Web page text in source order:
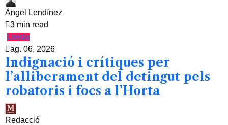
Àngel Lendínez
3 min read
Lleida
ag. 06, 2026
Indignació i crítiques per
l’alliberament del detingut pels
robatoris i focs a l’Horta
Redacció